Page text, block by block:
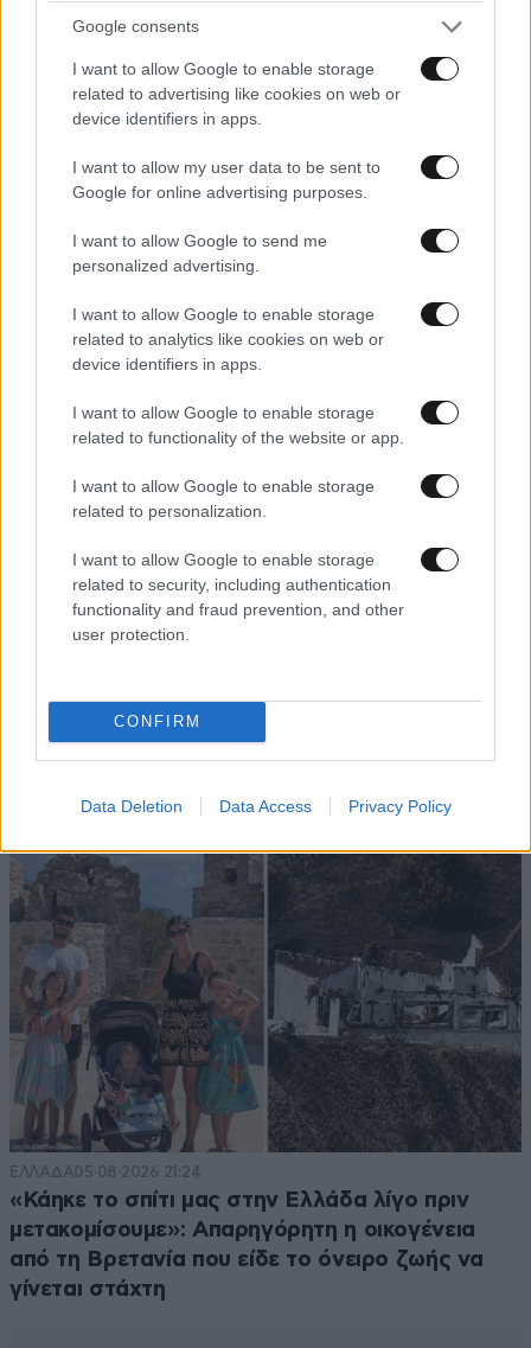
Google consents
I want to allow Google to enable storage
related to advertising like cookies on web or
device identifiers in apps.
I want to allow my user data to be sent to
Google for online advertising purposes.
I want to allow Google to send me
personalized advertising.
I want to allow Google to enable storage
related to analytics like cookies on web or
device identifiers in apps.
I want to allow Google to enable storage
related to functionality of the website or app.
I want to allow Google to enable storage
related to personalization.
I want to allow Google to enable storage
related to security, including authentication
functionality and fraud prevention, and other
user protection.
CONFIRM
Data Deletion Data Access Privacy Policy
ΣΧΌΛΙΑ ΑΝΑΓΝΩΣΤΏΝ
ΠΡΟΣΘΕΣΤΕ ΤΟ ΣΧΟΛΙΟ ΣΑΣ
Xαρακτήρες: 0/1000
Διαβάστε και ακολουθήστε τους κανόνες σχολιασμού
ΕΛΛΑΔΑ05·08·2026 21:24
«Κάηκε το σπίτι μας στην Ελλάδα λίγο πριν
μετακομίσουμε»: Απαρηγόρητη η οικογένεια
από τη Βρετανία που είδε το όνειρο ζωής να
γίνεται στάχτη